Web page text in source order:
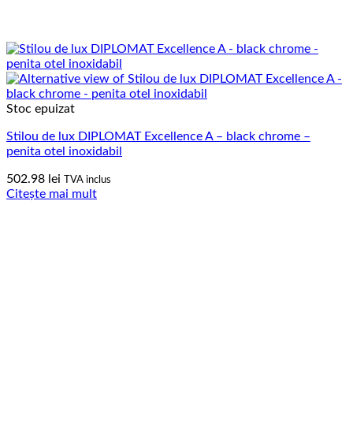
Stoc epuizat
Stilou de lux DIPLOMAT Excellence A – black chrome –
penita otel inoxidabil
502.98 lei TVA inclus
Citește mai mult